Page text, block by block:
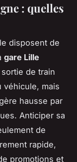
: quelles
disposent de
gare Lille
de train
véhicule, mais
hausse par
Anticiper sa
de
rapide,
promotions et